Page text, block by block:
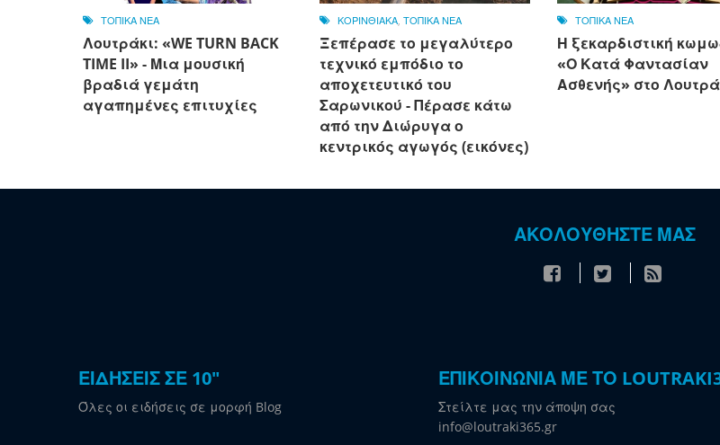
ΤΟΠΙΚΑ ΝΕΑ
Λουτράκι: «WE TURN BACK
TIME II» - Μια μουσική
βραδιά γεμάτη
αγαπημένες επιτυχίες
ΚΟΡΙΝΘΙΑΚΑ,ΤΟΠΙΚΑ ΝΕΑ
Ξεπέρασε το μεγαλύτερο
τεχνικό εμπόδιο το
αποχετευτικό του
Σαρωνικού - Πέρασε κάτω
από την Διώρυγα ο
κεντρικός αγωγός (εικόνες)
ΤΟΠΙΚΑ ΝΕΑ
Η ξεκαρδιστική
«Ο Κατά Φαντασίαν
Ασθενής» στο
ΑΚΟΛΟΥΘΗΣΤΕ ΜΑΣ
ΕΙΔΗΣΕΙΣ ΣΕ 10"
Όλες οι ειδήσεις σε μορφή Blog
ΕΠΙΚΟΙΝΩΝΙΑ ΜΕ ΤΟ
Στείλτε μας την άποψη σας
info@loutraki365.gr